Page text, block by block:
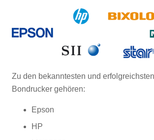
Zu den bekanntesten und
Bondrucker gehören:
Epson
HP